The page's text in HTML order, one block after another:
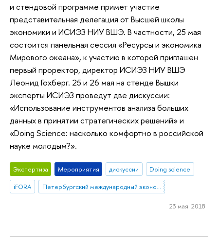
и стендовой программе примет участие
представительная делегация от Высшей школы
экономики и ИСИЭЗ НИУ ВШЭ. В частности, 25 мая
состоится панельная сессия «Ресурсы и экономика
Мирового океана», к участию в которой приглашен
первый проректор, директор ИСИЭЗ НИУ ВШЭ
Леонид Гохберг. 25 и 26 мая на стенде Вышки
эксперты ИСИЭЗ проведут две дискуссии:
«Использование инструментов анализа больших
данных в принятии стратегических решений» и
«Doing Science: насколько комфортно в российской
науке молодым?».
Экспертиза Мероприятия дискуссии
Doing science
iFORA
Петербургский международный экономический форум
23 мая 2018